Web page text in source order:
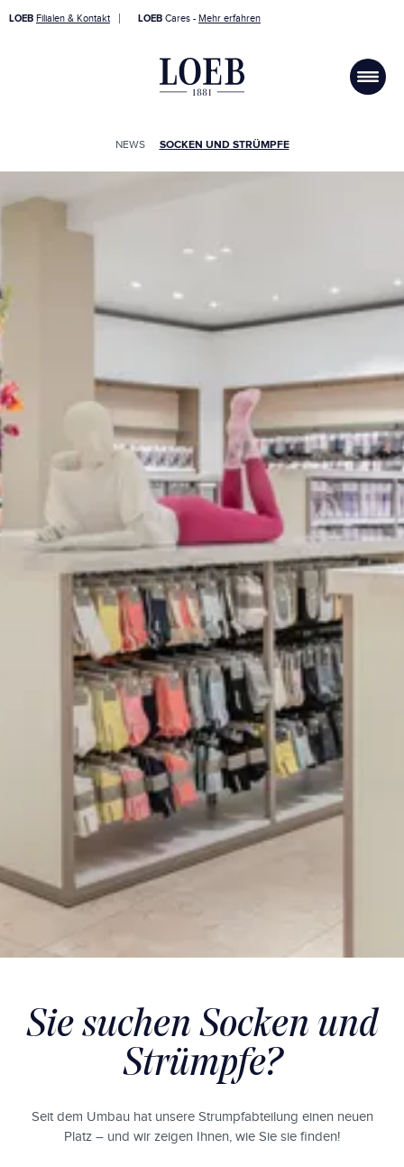
LOEB Filialen & Kontakt LOEB Cares - Mehr erfahren
NEWS SOCKEN UND STRÜMPFE
Sie suchen Socken und
Strümpfe?
Seit dem Umbau hat unsere Strumpfabteilung einen neuen
Platz – und wir zeigen Ihnen, wie Sie sie finden!